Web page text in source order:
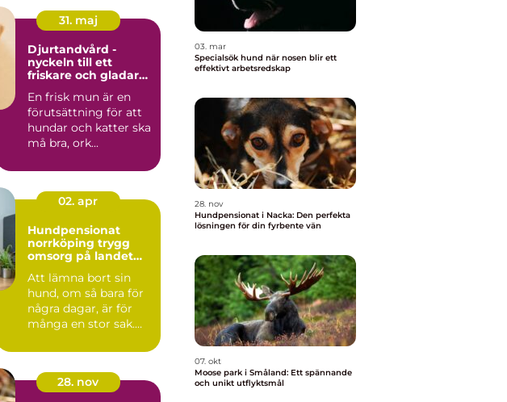
31. maj
Djurtandvård -
nyckeln till ett
friskare och gladare
En frisk mun är en
förutsättning för att
hundar och katter ska
må bra, ork...
02. apr
Hundpensionat
norrköping trygg
omsorg på landet
Att lämna bort sin
hund, om så bara för
några dagar, är för
många en stor sak.
familjem...
28. nov
03. mar
Specialsök hund när nosen blir ett
effektivt arbetsredskap
28. nov
Hundpensionat i Nacka: Den perfekta
lösningen för din fyrbente vän
07. okt
Moose park i Småland: Ett spännande
och unikt utflyktsmål